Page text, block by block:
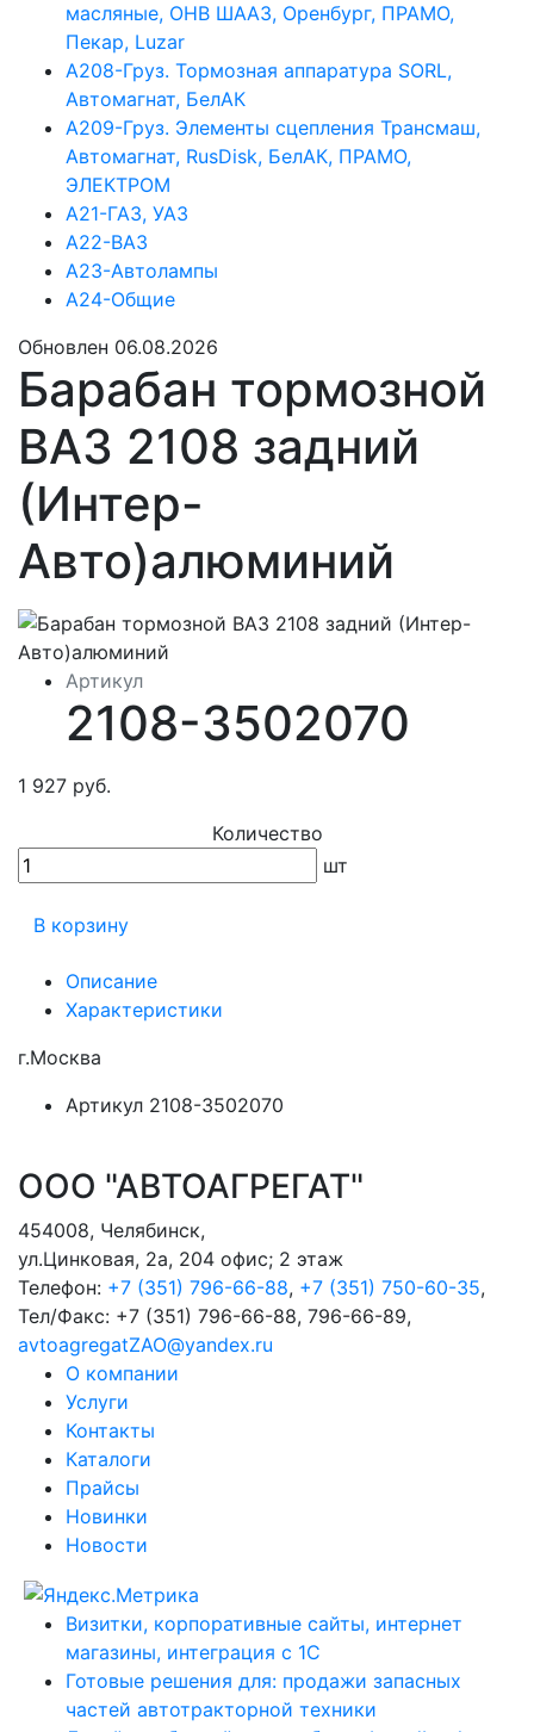
масляные, ОНВ ШААЗ, Оренбург, ПРАМО,
Пекар, Luzar
А208-Груз. Тормозная аппаратура SORL,
Автомагнат, БелАК
А209-Груз. Элементы сцепления Трансмаш,
Автомагнат, RusDisk, БелАК, ПРАМО,
ЭЛЕКТРОМ
А21-ГАЗ, УАЗ
А22-ВАЗ
А23-Автолампы
А24-Общие
Обновлен 06.08.2026
Барабан тормозной
ВАЗ 2108 задний
(Интер-
Авто)алюминий
Артикул
2108-3502070
1 927 руб.
Количество
шт
В корзину
Описание
Характеристики
г.Москва
Артикул 2108-3502070
ООО "АВТОАГРЕГАТ"
454008, Челябинск,
ул.Цинковая, 2а, 204 офис; 2 этаж
Телефон: +7 (351) 796-66-88, +7 (351) 750-60-35,
Тел/Факс: +7 (351) 796-66-88, 796-66-89,
avtoagregatZAO@yandex.ru
О компании
Услуги
Контакты
Каталоги
Прайсы
Новинки
Новости
Визитки, корпоративные сайты, интернет
магазины, интеграция с 1С
Готовые решения для: продажи запасных
частей автотракторной техники